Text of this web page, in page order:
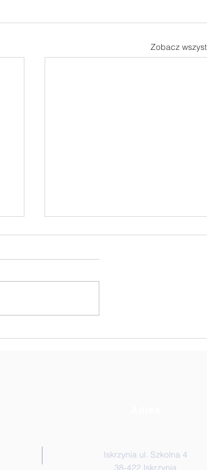
Zobacz
Iskrzynia ul. Szkolna 4
38-422 Iskrzynia